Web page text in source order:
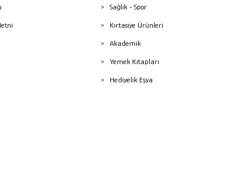
Sağlık - Spor
Kırtasiye Ürünleri
Akademik
Yemek Kitapları
Hediyelik Eşya